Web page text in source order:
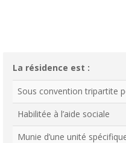
La résidence est :
Sous convention tripartite
Habilitée à l’aide sociale
Munie d’une unité